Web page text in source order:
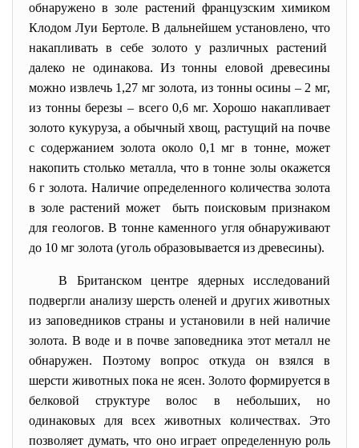
обнаружено в золе растений французским химиком
Клодом Луи Бертоле. В дальнейшем установлено, что
накапливать в себе золото у различных растений
далеко не одинакова. Из тонны еловой древесины
можно извлечь 1,27 мг золота, из тонны осины – 2 мг,
из тонны березы – всего 0,6 мг. Хорошо накапливает
золото кукуруза, а обычный хвощ, растущий на почве
с содержанием золота около 0,1 мг в тонне, может
накопить столько металла, что в тонне золы окажется
6 г золота. Наличие определенного количества золота
в золе растений может быть поисковым признаком
для геологов. В тонне каменного угля обнаруживают
до 10 мг золота (уголь образовывается из древесины).
В Британском центре ядерных исследований
подвергли анализу шерсть оленей и других животных
из заповедников страны и установили в ней наличие
золота. В воде и в почве заповедника этот металл не
обнаружен. Поэтому вопрос откуда он взялся в
шерсти животных пока не ясен. Золото формируется в
белковой структуре волос в небольших, но
одинаковых для всех животных количествах. Это
позволяет думать, что оно играет определенную роль